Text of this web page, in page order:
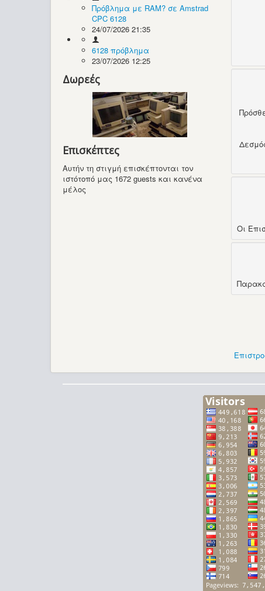
Πρόβλημα με RAM? σε Amstrad
CPC 6128
24/07/2026 21:35
6128 πρόβλημα
23/07/2026 12:25
Δωρεές
Επισκέπτες
Αυτήν τη στιγμή επισκέπτονται τον
ιστότοπό μας 1672 guests και κανένα
μέλος
Οι